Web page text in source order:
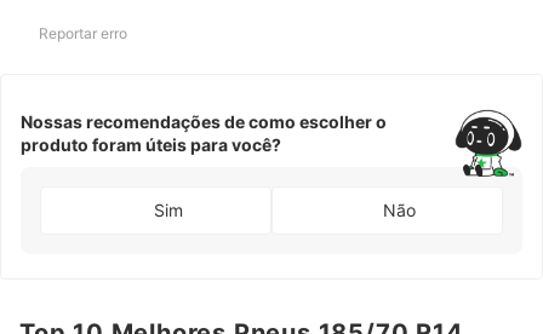
Reportar erro
Nossas recomendações de como escolher o
produto foram úteis para você?
Sim Não